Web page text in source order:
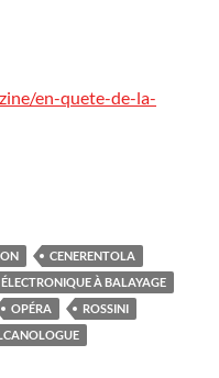
en-quete-de-la-
CENERENTOLA
À BALAYAGE
OPÉRA
ROSSINI